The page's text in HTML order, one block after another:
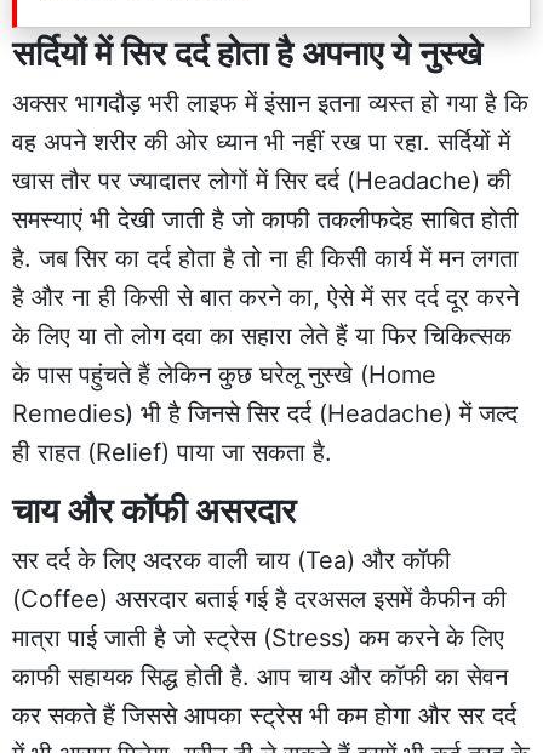
सर्दियों में सिर दर्द होता है अपनाए ये नुस्खे
अक्सर भागदौड़ भरी लाइफ में इंसान इतना व्यस्त हो गया है कि
वह अपने शरीर की ओर ध्यान भी नहीं रख पा रहा. सर्दियों में
खास तौर पर ज्यादातर लोगों में सिर दर्द (Headache) की
समस्याएं भी देखी जाती है जो काफी तकलीफदेह साबित होती
है. जब सिर का दर्द होता है तो ना ही किसी कार्य में मन लगता
है और ना ही किसी से बात करने का, ऐसे में सर दर्द दूर करने
के लिए या तो लोग दवा का सहारा लेते हैं या फिर चिकित्सक
के पास पहुंचते हैं लेकिन कुछ घरेलू नुस्खे (Home
Remedies) भी है जिनसे सिर दर्द (Headache) में जल्द
ही राहत (Relief) पाया जा सकता है.
चाय और कॉफी असरदार
सर दर्द के लिए अदरक वाली चाय (Tea) और कॉफी
(Coffee) असरदार बताई गई है दरअसल इसमें कैफीन की
मात्रा पाई जाती है जो स्ट्रेस (Stress) कम करने के लिए
काफी सहायक सिद्ध होती है. आप चाय और कॉफी का सेवन
कर सकते हैं जिससे आपका स्ट्रेस भी कम होगा और सर दर्द